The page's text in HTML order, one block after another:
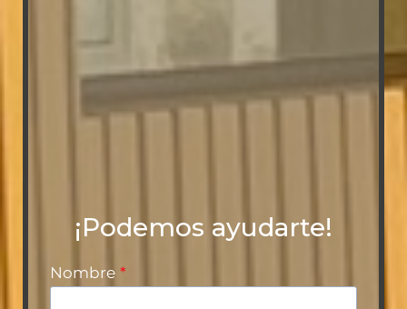
¡Podemos ayudarte!
Nombre *